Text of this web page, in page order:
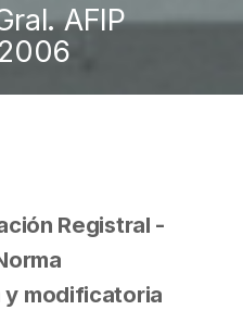
AFIP
Registral -
y modificatoria